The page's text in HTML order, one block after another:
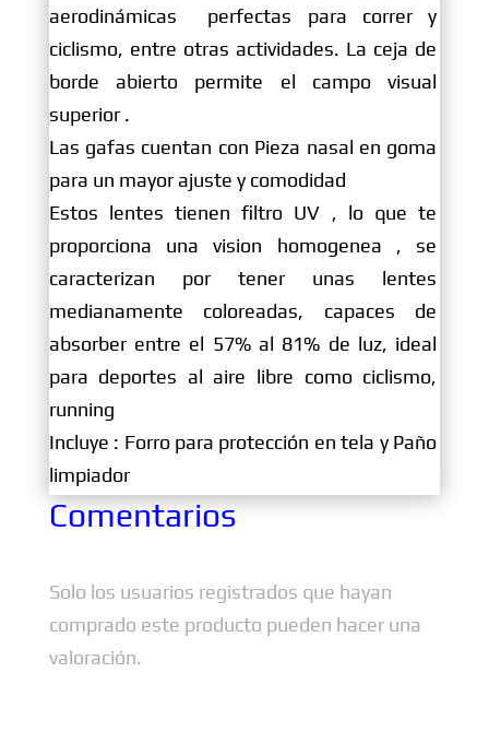
aerodinámicas perfectas para correr y
ciclismo, entre otras actividades. La ceja de
borde abierto permite el campo visual
superior .
Las gafas cuentan con Pieza nasal en goma
para un mayor ajuste y comodidad
Estos lentes tienen filtro UV , lo que te
proporciona una vision homogenea , se
caracterizan por tener unas lentes
medianamente coloreadas, capaces de
absorber entre el 57% al 81% de luz, ideal
para deportes al aire libre como ciclismo,
running
Incluye : Forro para protección en tela y Paño
limpiador
Comentarios
Solo los usuarios registrados que hayan
comprado este producto pueden hacer una
valoración.